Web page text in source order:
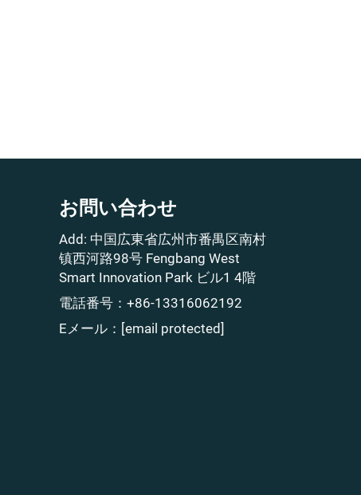
お問い合わせ
Add: 中国広東省広州市番禺区南村
镇西河路98号 Fengbang West
Smart Innovation Park ビル1 4階
電話番号： +86-13316062192
Eメール： [email protected]